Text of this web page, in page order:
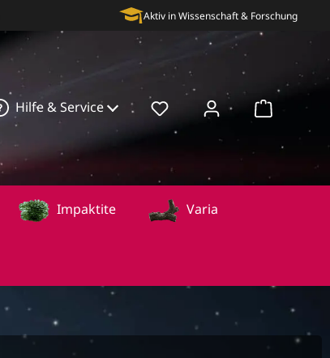
Aktiv in Wissenschaft & Forschung
Hilfe & Service
Impaktite Varia